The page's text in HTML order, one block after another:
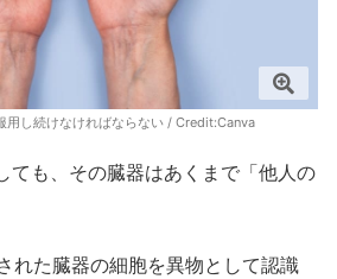
用し続けなければならない / Credit:Canva
ても、その臓器はあくまで「他人の
れた臓器の細胞を異物として認識